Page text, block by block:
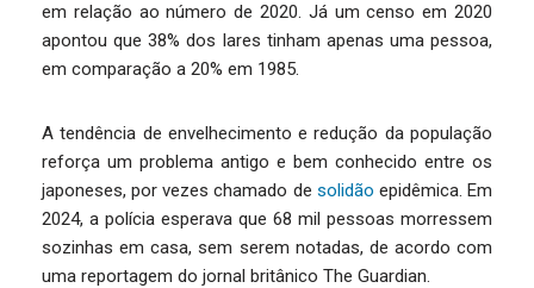
em relação ao número de 2020. Já um censo em 2020
apontou que 38% dos lares tinham apenas uma pessoa,
em comparação a 20% em 1985.
A tendência de envelhecimento e redução da população
reforça um problema antigo e bem conhecido entre os
japoneses, por vezes chamado de solidão epidêmica. Em
2024, a polícia esperava que 68 mil pessoas morressem
sozinhas em casa, sem serem notadas, de acordo com
uma reportagem do jornal britânico The Guardian.